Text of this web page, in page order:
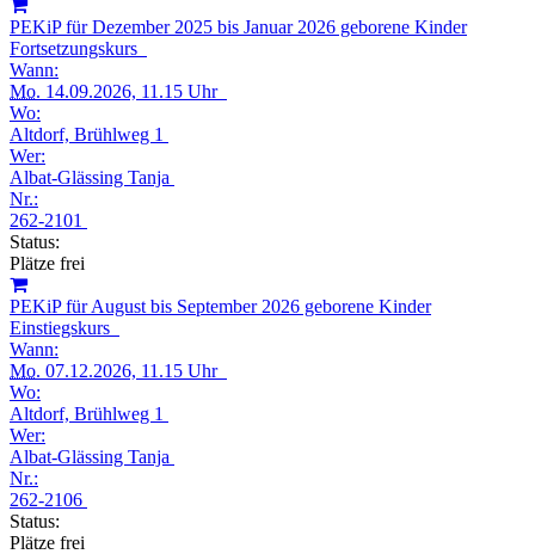
PEKiP für Dezember 2025 bis Januar 2026 geborene Kinder
Fortsetzungskurs
Wann:
Mo. 14.09.2026, 11.15 Uhr
Wo:
Altdorf, Brühlweg 1
Wer:
Albat-Glässing Tanja
Nr.:
262-2101
Status:
Plätze frei
PEKiP für August bis September 2026 geborene Kinder
Einstiegskurs
Wann:
Mo. 07.12.2026, 11.15 Uhr
Wo:
Altdorf, Brühlweg 1
Wer:
Albat-Glässing Tanja
Nr.:
262-2106
Status:
Plätze frei